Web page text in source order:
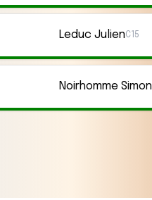
Leduc JulienC15
Noirhomme Simon